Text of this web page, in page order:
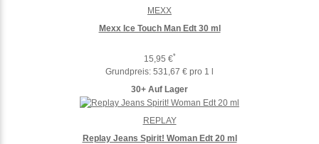
Mexx Ice Touch Man Edt 30 ml
15,95 €*
Grundpreis: 531,67 € pro 1 l
30+ Auf Lager
MEXX
Replay Jeans Spirit! Woman Edt 20 ml
REPLAY